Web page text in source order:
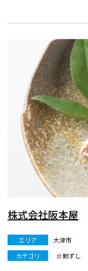
株式会社阪本屋
エリア
大津市
カテゴリ
鮒ずし